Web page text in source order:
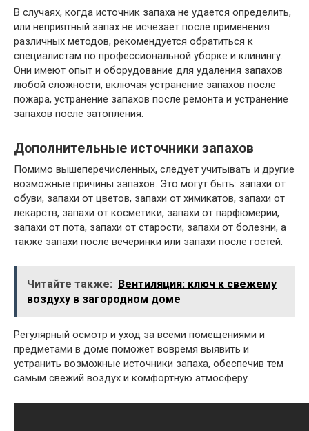
В случаях, когда источник запаха не удается определить,
или неприятный запах не исчезает после применения
различных методов, рекомендуется обратиться к
специалистам по профессиональной уборке и клинингу.
Они имеют опыт и оборудование для удаления запахов
любой сложности, включая устранение запахов после
пожара, устранение запахов после ремонта и устранение
запахов после затопления.
Дополнительные источники запахов
Помимо вышеперечисленных, следует учитывать и другие
возможные причины запахов. Это могут быть: запахи от
обуви, запахи от цветов, запахи от химикатов, запахи от
лекарств, запахи от косметики, запахи от парфюмерии,
запахи от пота, запахи от старости, запахи от болезни, а
также запахи после вечеринки или запахи после гостей.
Читайте также: Вентиляция: ключ к свежему
воздуху в загородном доме
Регулярный осмотр и уход за всеми помещениями и
предметами в доме поможет вовремя выявить и
устранить возможные источники запаха, обеспечив тем
самым свежий воздух и комфортную атмосферу.